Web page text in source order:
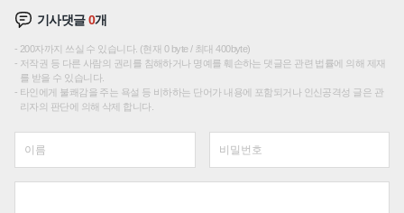
기사댓글0개
200자까지 쓰실 수 있습니다. (현재 0 byte / 최대 400byte)
저작권 등 다른 사람의 권리를 침해하거나 명예를 훼손하는 댓글은 관련 법률에 의해 제재
를 받을 수 있습니다.
타인에게 불쾌감을 주는 욕설 등 비하하는 단어가 내용에 포함되거나 인신공격성 글은 관
리자의 판단에 의해 삭제 합니다.